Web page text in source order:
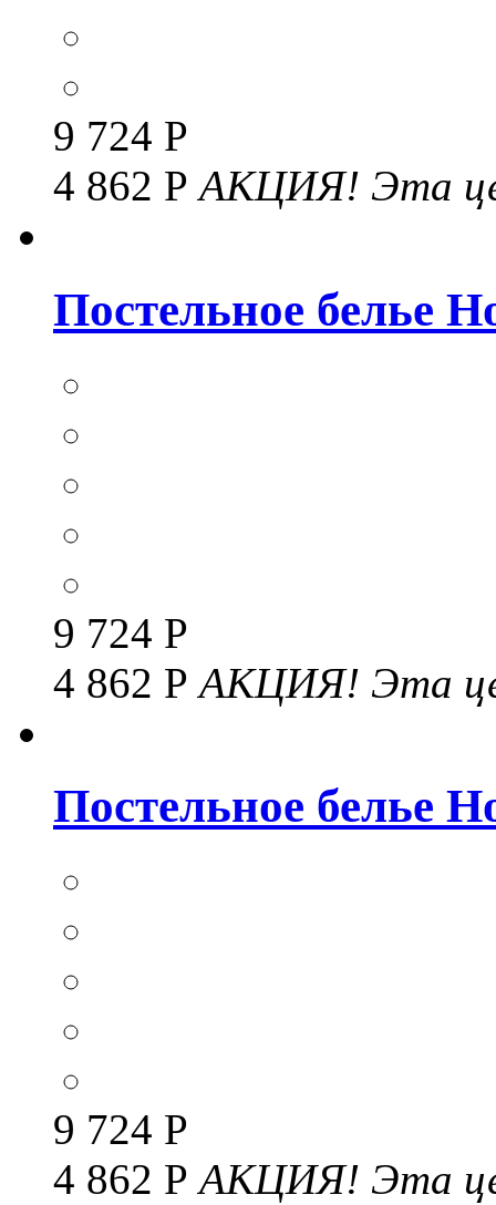
9 724 Р
4 862 РАКЦИЯ! Эта
Постельное белье
9 724 Р
4 862 Р АКЦИЯ! Эта
Постельное белье
9 724 Р
4 862 РАКЦИЯ! Эта